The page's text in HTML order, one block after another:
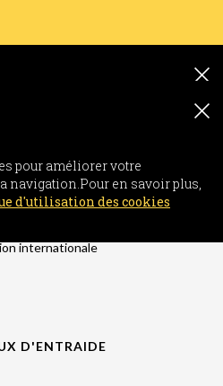
améliorer votre expérience et
savoir plus, consultez notre
internationale
D'ENTRAIDE
pour améliorer votre
navigation.Pour en savoir plus,
d'utilisation des cookies